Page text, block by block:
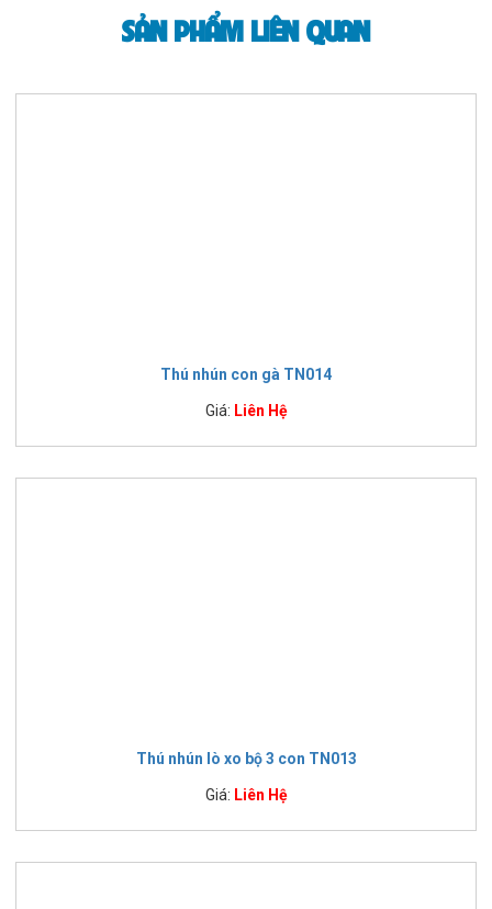
SẢN PHẨM LIÊN QUAN
Thú nhún con gà TN014
Giá: Liên Hệ
Thú nhún lò xo bộ 3 con TN013
Giá: Liên Hệ